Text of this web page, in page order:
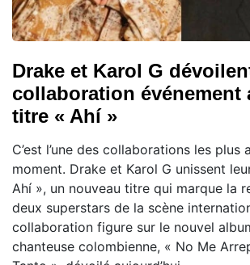
Drake et Karol G
collaboration événement
titre « Ahí »
C’est l’une des collaborations les plus
moment. Drake et Karol G unissent
Ahí », un nouveau titre qui marque la
deux superstars de la scène
collaboration figure sur le nouvel
chanteuse colombienne, « No Me